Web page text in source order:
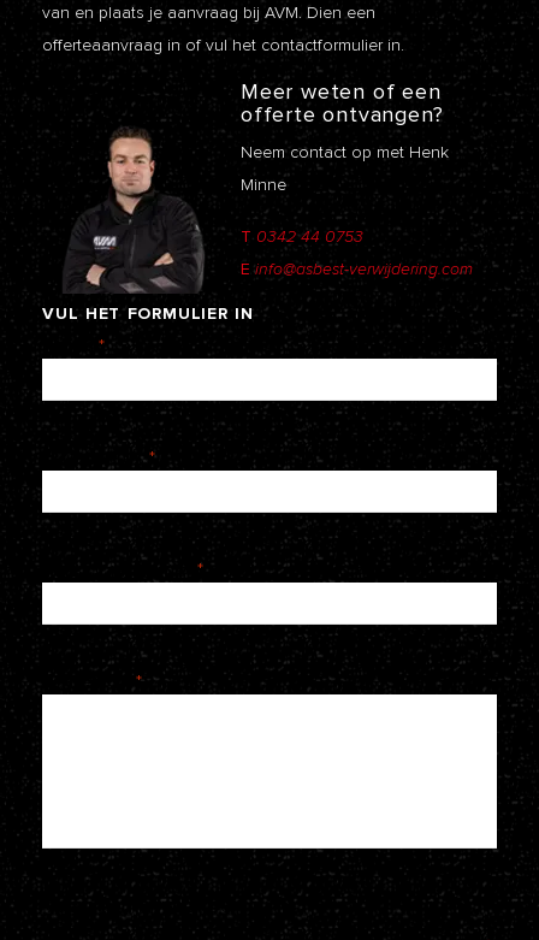
van en plaats je aanvraag bij AVM. Dien een
offerteaanvraag in of vul het contactformulier in.
Meer weten of een
offerte ontvangen?
Neem contact op met Henk
Minne
T 0342 44 0753
E info@asbest-verwijdering.com
VUL HET FORMULIER IN
*
E-mailadres *
Telefoonnummer *
*
Voeg een bijlage toe